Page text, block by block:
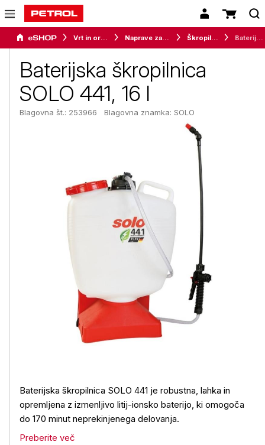
Vrt in orodje Naprave za vrt in okolico Škropilnice
Baterijska škropilnica
SOLO 441, 16 l
Blagovna št.: 253966 Blagovna znamka: SOLO
Baterijska škropilnica SOLO 441 je robustna, lahka in
opremljena z izmenljivo litij-ionsko baterijo, ki omogoča
do 170 minut neprekinjenega delovanja.
Preberite več